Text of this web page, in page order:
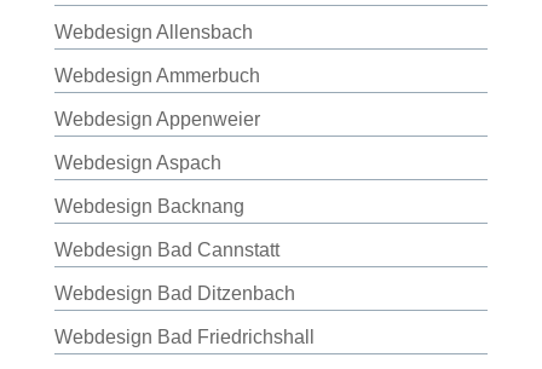
Webdesign Allensbach
Webdesign Ammerbuch
Webdesign Appenweier
Webdesign Aspach
Webdesign Backnang
Webdesign Bad Cannstatt
Webdesign Bad Ditzenbach
Webdesign Bad Friedrichshall